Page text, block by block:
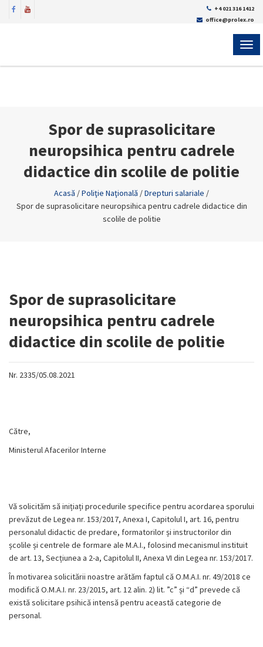
+4 021 316 1412
office@prolex.ro
Spor de suprasolicitare
neuropsihica pentru cadrele
didactice din scolile de politie
Acasă /Poliţie Naţională /Drepturi salariale /
Spor de suprasolicitare neuropsihica pentru cadrele didactice din
scolile de politie
Spor de suprasolicitare
neuropsihica pentru cadrele
didactice din scolile de politie
Nr. 2335/05.08.2021
Către,
Ministerul Afacerilor Interne
Vă solicităm să inițiați procedurile specifice pentru acordarea sporului
prevăzut de Legea nr. 153/2017, Anexa I, Capitolul I, art. 16, pentru
personalul didactic de predare, formatorilor și instructorilor din
școlile și centrele de formare ale M.A.I., folosind mecanismul instituit
de art. 13, Secțiunea a 2-a, Capitolul II, Anexa VI din Legea nr. 153/2017.
În motivarea solicitării noastre arătăm faptul că O.M.A.I. nr. 49/2018 ce
modifică O.M.A.I. nr. 23/2015, art. 12 alin. 2) lit. ”c” și “d” prevede că
există solicitare psihică intensă pentru această categorie de
personal.